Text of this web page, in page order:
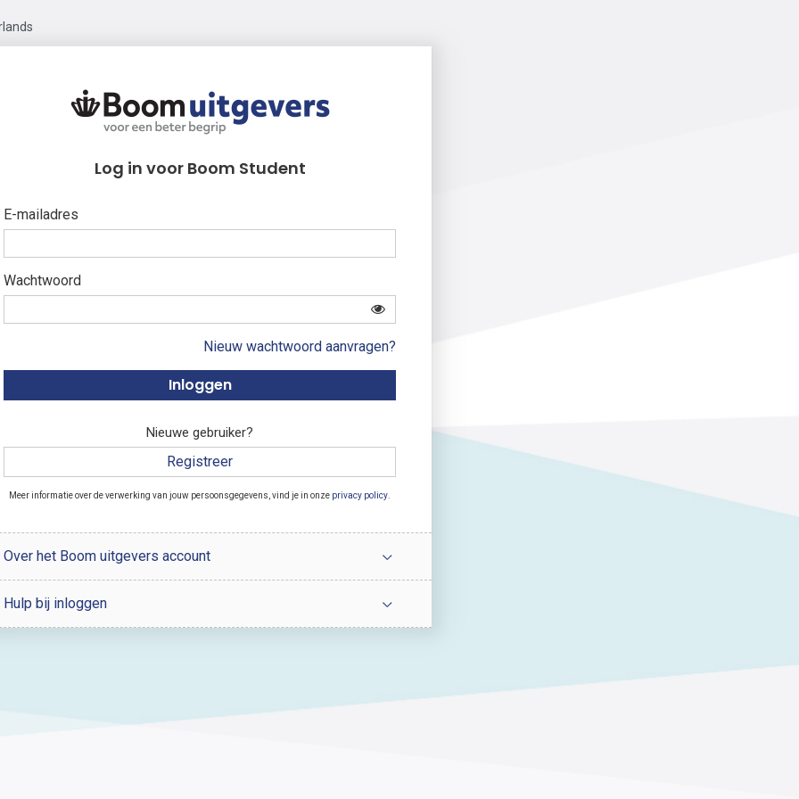
Log in voor Boom Student
E-mailadres
Wachtwoord
Nieuw wachtwoord aanvragen?
Nieuwe gebruiker?
Registreer
Meer informatie over de verwerking van jouw persoonsgegevens, vind je in onze privacy policy
Over het Boom uitgevers account
Hulp bij inloggen